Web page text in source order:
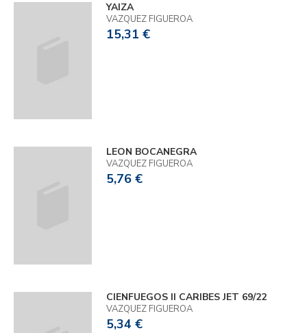
YAIZA
VAZQUEZ FIGUEROA
15,31 €
LEON BOCANEGRA
VAZQUEZ FIGUEROA
5,76 €
CIENFUEGOS II CARIBES JET 69/22
VAZQUEZ FIGUEROA
5,34 €